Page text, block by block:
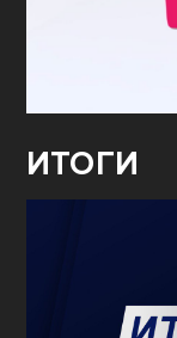
ИТОГИ